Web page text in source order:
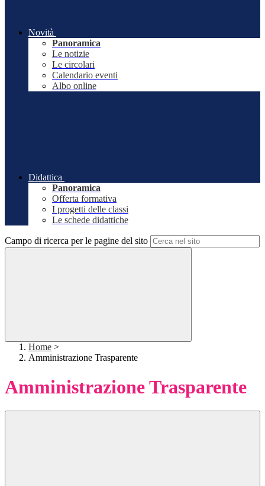
Novità
Panoramica
Le notizie
Le circolari
Calendario eventi
Albo online
Didattica
Panoramica
Offerta formativa
I progetti delle classi
Le schede didattiche
Campo di ricerca per le pagine del sito
Home >
Amministrazione Trasparente
Amministrazione Trasparente